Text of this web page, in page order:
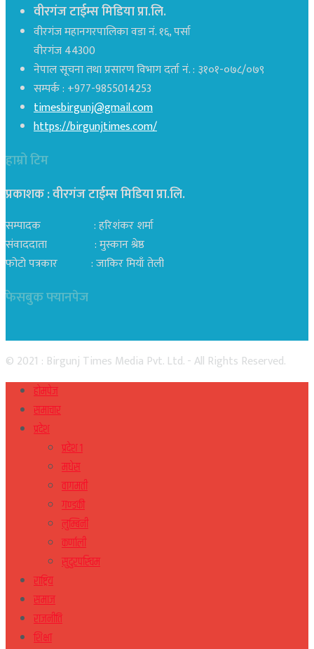
वीरगंज टाईम्स मिडिया प्रा.लि.
वीरगंज महानगरपालिका वडा नं. १६, पर्सा
वीरगंज 44300
नेपाल सूचना तथा प्रसारण विभाग दर्ता नं. : ३१०१-०७८/०७९
सम्पर्क : +977-9855014253
timesbirgunj@gmail.com
https://birgunjtimes.com/
हाम्रो टिम
प्रकाशक : वीरगंज टाईम्स मिडिया प्रा‍.लि.
सम्पादक : हरिशंकर शर्मा
संवाददाता : मुस्कान श्रेष्ठ
फोटो पत्रकार : जाकिर मियाँ तेली
फेसबुक फ्यानपेज
© 2021 : Birgunj Times Media Pvt. Ltd. - All Rights Reserved.
होमपेज
समाचार
प्रदेश
प्रदेश १
मधेस
वागमती
गण्डकी
लुम्बिनी
कर्णाली
सुदुरपस्चिम
राष्ट्रिय
समाज
राजनीति
शिक्षा